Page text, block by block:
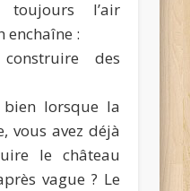
l’air
enchaîne :
des
bien lorsque la
vous avez déjà
le château
vague ? Le